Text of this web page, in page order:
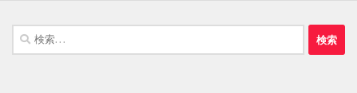
検
索: